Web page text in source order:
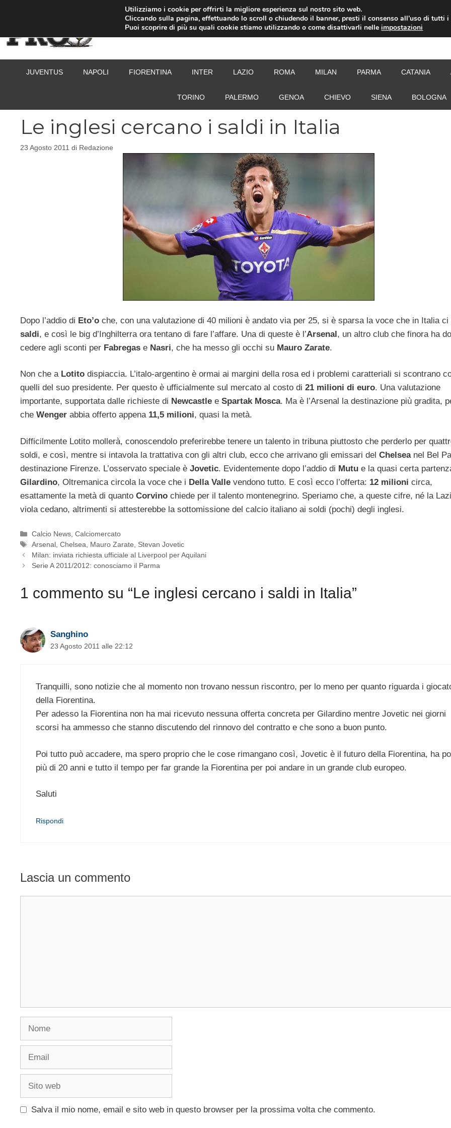
JUVENTUS NAPOLI FIORENTINA INTER LAZIO ROMA MILAN PARMA CATANIA
TORINO PALERMO GENOA CHIEVO SIENA BOLOGNA
Le inglesi cercano i saldi in Italia
23 Agosto 2011 di Redazione
Dopo l’addio di Eto’o che, con una valutazione di 40 milioni è andato via per 25, si è sparsa la voce che in Italia ci
saldi, e così le big d’Inghilterra ora tentano di fare l’affare. Una di queste è l’Arsenal, un altro club che finora ha
cedere agli sconti per Fabregas e Nasri, che ha messo gli occhi su Mauro Zarate.
Non che a Lotito dispiaccia. L’italo-argentino è ormai ai margini della rosa ed i problemi caratteriali si scontrano
quelli del suo presidente. Per questo è ufficialmente sul mercato al costo di 21 milioni di euro. Una valutazione
importante, supportata dalle richieste di Newcastle e Spartak Mosca. Ma è l’Arsenal la destinazione più gradita,
che Wenger abbia offerto appena 11,5 milioni, quasi la metà.
Difficilmente Lotito mollerà, conoscendolo preferirebbe tenere un talento in tribuna piuttosto che perderlo per
soldi, e così, mentre si intavola la trattativa con gli altri club, ecco che arrivano gli emissari del Chelseanel Bel
destinazione Firenze. L’osservato speciale è Jovetic. Evidentemente dopo l’addio di Mutu e la quasi certa
Gilardino, Oltremanica circola la voce che i Della Valle vendono tutto. E così ecco l’offerta: 12 milioni circa,
esattamente la metà di quanto Corvino chiede per il talento montenegrino. Speriamo che, a queste cifre, né la
viola cedano, altrimenti si attesterebbe la sottomissione del calcio italiano ai soldi (pochi) degli inglesi.
Categorie
Calcio News,Calciomercato
Tag
Arsenal,Chelsea, Mauro Zarate, Stevan Jovetic
Milan: inviata richiesta ufficiale al Liverpool per Aquilani
Serie A 2011/2012: conosciamo il Parma
1 commento su “Le inglesi cercano i saldi in Italia”
Sanghino
23 Agosto 2011 alle 22:12
Tranquilli, sono notizie che al momento non trovano nessun riscontro, per lo meno per quanto riguarda i
della Fiorentina.
Per adesso la Fiorentina non ha mai ricevuto nessuna offerta concreta per Gilardino mentre Jovetic nei giorni
scorsi ha ammesso che stanno discutendo del rinnovo del contratto e che sono a buon punto.
Poi tutto può accadere, ma spero proprio che le cose rimangano così, Jovetic è il futuro della Fiorentina, ha
più di 20 anni e tutto il tempo per far grande la Fiorentina per poi andare in un grande club europeo.
Saluti
Rispondi
Lascia un commento
Nome
Email
Sito
Salva il mio nome, email e sito web in questo browser per la prossima volta che commento.
Utilizziamo i cookie per offrirti la migliore esperienza sul nostro sito web.
Cliccando sulla pagina, effettuando lo scroll o chiudendo il banner, presti il consenso all’uso di tutti i
Puoi scoprire di più su quali cookie stiamo utilizzando o come disattivarli nelleimpostazioni